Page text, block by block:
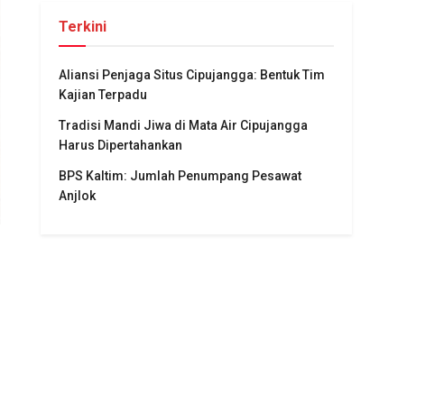
Terkini
Aliansi Penjaga Situs Cipujangga: Bentuk Tim
Kajian Terpadu
Tradisi Mandi Jiwa di Mata Air Cipujangga
Harus Dipertahankan
BPS Kaltim: Jumlah Penumpang Pesawat
Anjlok